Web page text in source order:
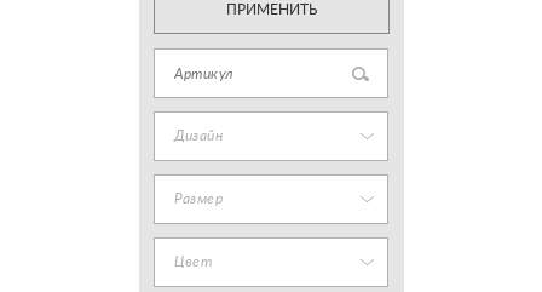
ПРИМЕНИТЬ
Дизайн
Размер
Цвет